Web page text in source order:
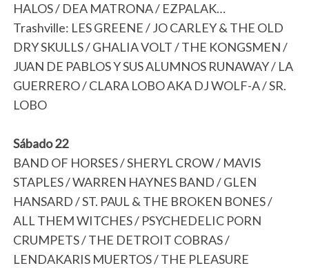
HALOS / DEA MATRONA / EZPALAK…
Trashville: LES GREENE / JO CARLEY & THE OLD
DRY SKULLS / GHALIA VOLT / THE KONGSMEN /
JUAN DE PABLOS Y SUS ALUMNOS RUNAWAY / LA
GUERRERO / CLARA LOBO AKA DJ WOLF-A / SR.
LOBO
Sábado 22
BAND OF HORSES / SHERYL CROW / MAVIS
STAPLES / WARREN HAYNES BAND / GLEN
HANSARD / ST. PAUL & THE BROKEN BONES /
ALL THEM WITCHES / PSYCHEDELIC PORN
CRUMPETS / THE DETROIT COBRAS /
LENDAKARIS MUERTOS / THE PLEASURE